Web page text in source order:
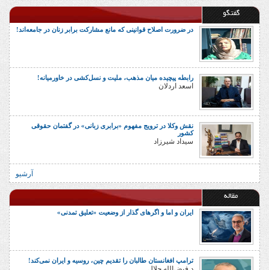
گفتگو
در ضرورت اصلاح قوانینی که مانع مشارکت برابر زنان در جامعه‌اند!
رابطه پیچیده میان مذهب، ملیت و نسل‌کشی در خاورمیانه!
اسعد اردلان
نقش وکلا در ترویج مفهوم «برابری زبانی» در گفتمان حقوقی
کشور
سیداد شیرزاد
آرشیو
مقاله
ایران و اما و اگرهای گذار از وضعیت «تعلیق تمدنی»
ترامپ افغانستان طالبان را تقدیم چین، روسیه و ایران نمی‌کند!